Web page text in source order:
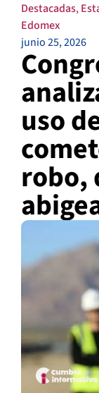
Destacadas,
Edomex
junio 25, 2026
uso
robo,